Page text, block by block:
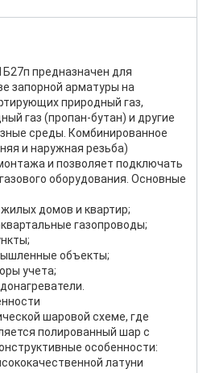
предназначен для
запорной арматуры на
природный газ,
газ (пропан-бутан) и другие
среды. Комбинированное
и наружная резьба)
и позволяет подключать
оборудования. Основные
домов и квартир;
газопроводы;
объекты;
учета;
шаровой схеме, где
полированный шар с
особенности:
латуни